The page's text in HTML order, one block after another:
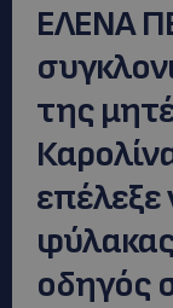
ΕΛΕΝΑ
της
επέλεξε
οδηγός